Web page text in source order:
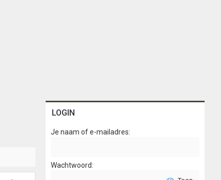
LOGIN
Je naam of e-mailadres
Wachtwoord